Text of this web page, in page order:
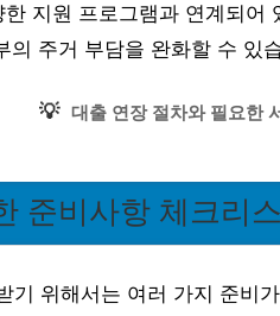
지원 프로그램과 연계되어
의 주거 부담을 완화할 수 있
💡 대출 연장 절차와 필요한
준비사항 체크리
기 위해서는 여러 가지 준비